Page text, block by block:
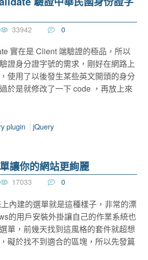
33942 0
實在是 Client 端驗證的極品，所以
證身分證字號的需求，剛好在網路上
使用了以後發生某些英文開頭的身分
於是就修改了一下 code ，再放上來
plugin jQuery
讓你的網站更絢麗
17033 0
內建的選單就是這種樣子，非常的漂
的用戶安裝外掛讓自己的作業系統也
單，前幾天找到這風格的套件就超想
礙於找不到適合的區塊，所以先發篇